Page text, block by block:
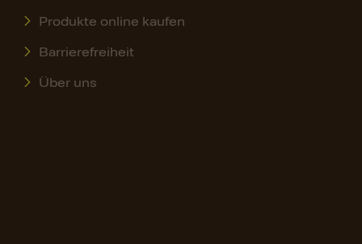
Produkte online kaufen
Barrierefreiheit
Über uns